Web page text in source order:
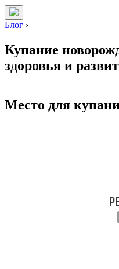
Блог ›
Купание
здоровья и
Место для